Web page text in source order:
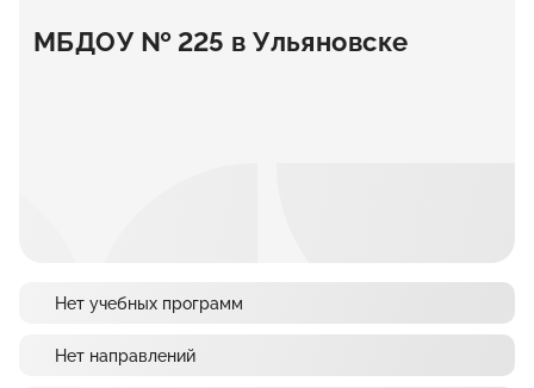
МБДОУ № 225 в Ульяновске
Нет учебных программ
Нет направлений